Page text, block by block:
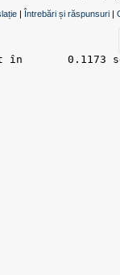
| Întrebări și răspunsuri |
randat în